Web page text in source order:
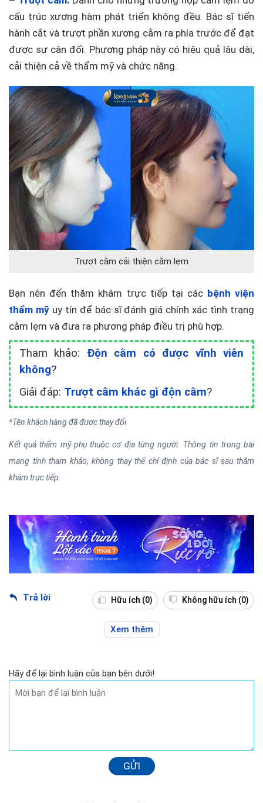
cấu trúc xương hàm phát triển không đều. Bác sĩ tiến
hành cắt và trượt phần xương cằm ra phía trước để đạt
được sự cân đối. Phương pháp này có hiệu quả lâu dài,
cải thiện cả về thẩm mỹ và chức năng.
Trượt cằm cải thiện cằm lẹm
Bạn nên đến thăm khám trực tiếp tại các bệnh viện
thẩm mỹuy tín để bác sĩ đánh giá chính xác tình trạng
cằm lẹm và đưa ra phương pháp điều trị phù hợp.
Tham khảo: Độn cằm có được vĩnh viễn
không?
Giải đáp: Trượt cằm khác gì độn cằm?
*Tên khách hàng đã được thay đổi
Kết quả thẩm mỹ phụ thuộc cơ địa từng người. Thông tin trong bài
mang tính tham khảo, không thay thế chỉ định của bác sĩ sau thăm
khám trực tiếp.
Trả lời Hữu ích (0) Không hữu ích (0)
Xem thêm
Hãy để lại bình luận của bạn bên dưới!
GỬI